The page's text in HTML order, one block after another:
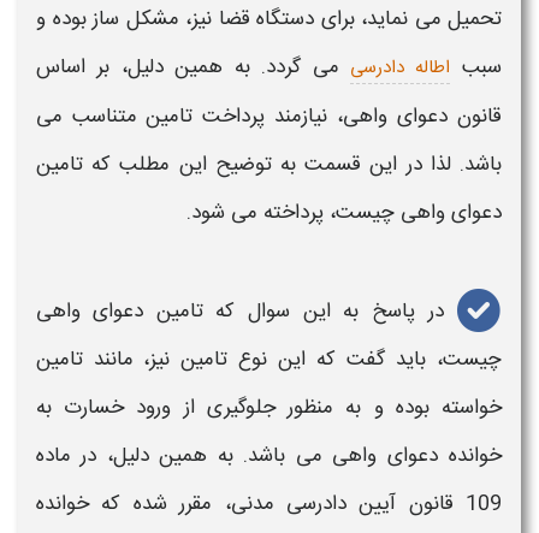
تحمیل می نماید، برای دستگاه قضا نیز، مشکل ساز بوده و
سبب اطاله دادرسی می گردد. به همین دلیل، بر اساس
قانون دعوای واهی، نیازمند پرداخت تامین متناسب می
باشد. لذا در این قسمت به توضیح این مطلب که تامین
دعوای واهی چیست، پرداخته می شود.
در پاسخ به این سوال که تامین دعوای واهی
چیست، باید گفت که این نوع تامین نیز، مانند تامین
خواسته بوده و به منظور جلوگیری از ورود خسارت به
خوانده دعوای واهی می باشد. به همین دلیل، در ماده
109 قانون آیین دادرسی مدنی، مقرر شده که خوانده